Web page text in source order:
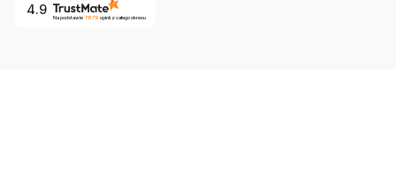
4.9
Na podstawie 7879 opinii z całego okresu